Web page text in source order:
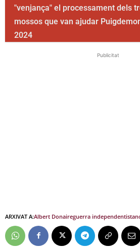
"venjança" el processament dels
mossos que van ajudar
2024
Publicitat
ARXIVAT A:Albert Donaireguerra independentista